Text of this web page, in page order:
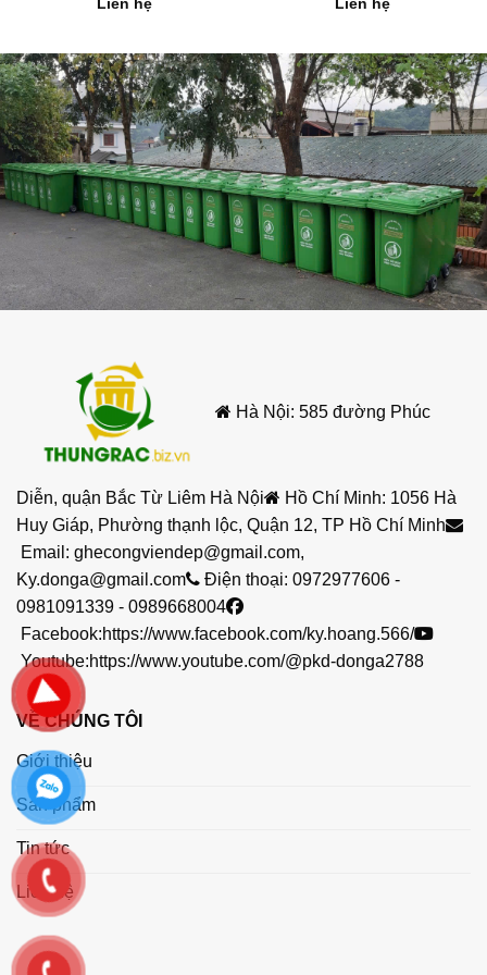
xe cao su đặc
2.7.Màu sắc:Thường có các màu xanh lá,
xanh dương, cam, vàng
2.8.Xuất xứ:Hàng nhập khẩu, có thể từ Châu
Âu (Made in France)
2.9.Bảo hành: 24 tháng
3.Cấu tạothùng rác nhựa 240 lít bánh xe SSI
SCHAEFER :
3.1.Thân thùng:
Được làm từ nhựa HDPE nguyên sinh, có độ
bền cao, chịu được va đập và các yếu tố thời
tiết như nắng, mưa.
lớn.
Liên hệ Liên hệ
Hà Nội: 585 đường Phúc
Diễn, quận Bắc Từ Liêm Hà Nội
Hồ Chí Minh: 1056 Hà
Huy Giáp, Phường thạnh lộc, Quận 12, TP Hồ Chí Minh
Email: ghecongviendep@gmail.com,
Ky.donga@gmail.com
Điện thoại: 0972977606 -
0981091339 - 0989668004
Facebook:https://www.facebook.com/ky.hoang.566/
Youtube:https://www.youtube.com/@pkd-donga2788
VỀ CHÚNG TÔI
Giới thiệu
Sản phẩm
Tin tức
Liên hệ